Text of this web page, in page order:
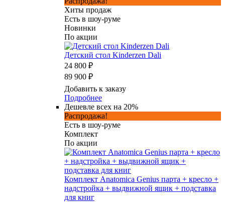
Хиты продаж
Есть в шоу-руме
Новинки
По акции
Детский стол Kinderzen Dali
24 800 ₽
89 900 ₽
Добавить к заказу
Подробнее
Дешевле всех на 20%
Распродажа!
Есть в шоу-руме
Комплект
По акции
Комплект Anatomica Genius парта + кресло +
надстройка + выдвижной ящик + подставка
для книг